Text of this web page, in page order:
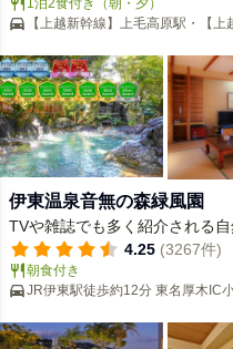
い丘の上に立ち、老神の自然美
い湯として知られている老神
呂、和室を中心とした47の客
使用した創作料理。 群馬・老
い。
1泊2食付き（朝・夕）
【上越新幹線】上毛高原駅・【
伊東温泉音無の森緑風園
TVや雑誌でも多く紹介される
ンプリ2年連続【伊豆エリアNO.
4.25 (3267件)
朝食付き
JR伊東駅徒歩約12分 東名厚木IC